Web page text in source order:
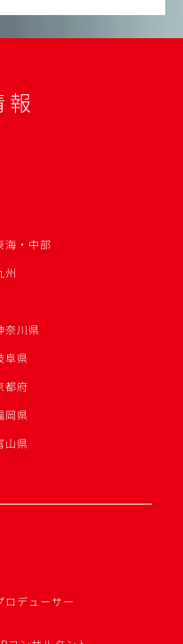
海・中部
州
奈川県
阜県
都府
岡県
山県
ロデューサー